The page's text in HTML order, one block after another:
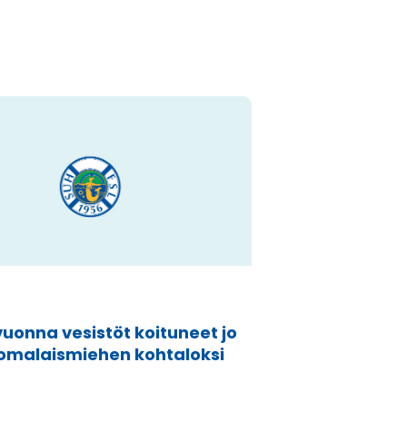
vesistöt koituneet jo
kohtaloksi